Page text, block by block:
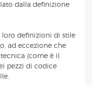
dalla definizione
loro definizioni di stile
ad eccezione che
(come è il
pezzi di codice